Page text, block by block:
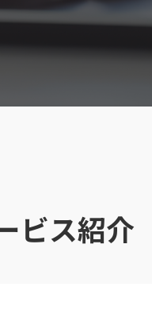
ビス紹介